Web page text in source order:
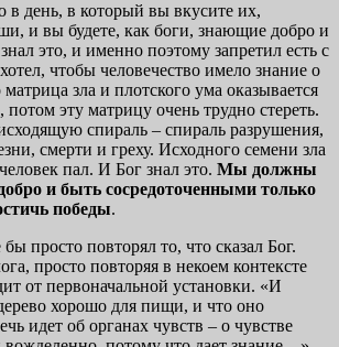
в день, в который вы вкусите их,
и вы будете, как боги, знающие добро и
это, и именно поэтому запретил есть с
чтобы человечество имело знание о
зла и плотского ума оказывается
потом эту матрицу очень трудно стереть.
спираль – спираль разрушения,
смерти и греху. Исходного семени зла
пал. И Бог знал это. Мы должны
и быть сосредоточенными только
победы.
просто повторял то, что сказал Бог.
просто повторяя в некоем контексте
от первоначальной установки. «И
хорошо для пищи, и что оно
идет об органах чувств – о чувстве